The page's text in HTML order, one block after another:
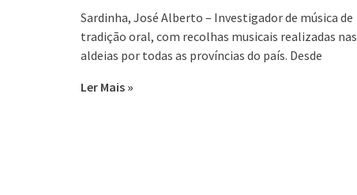
Sardinha, José Alberto – Investigador de música de
tradição oral, com recolhas musicais realizadas nas
aldeias por todas as províncias do país. Desde
Ler Mais »